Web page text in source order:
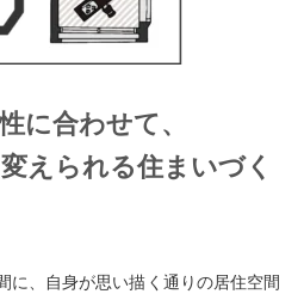
に合わせて、
えられる住まいづく
に、自身が思い描く通りの居住空間